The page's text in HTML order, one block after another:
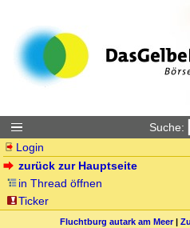
Suche:
Login
zurück zur Hauptseite
in Thread öffnen
Ticker
Fluchtburg autark am Meer|